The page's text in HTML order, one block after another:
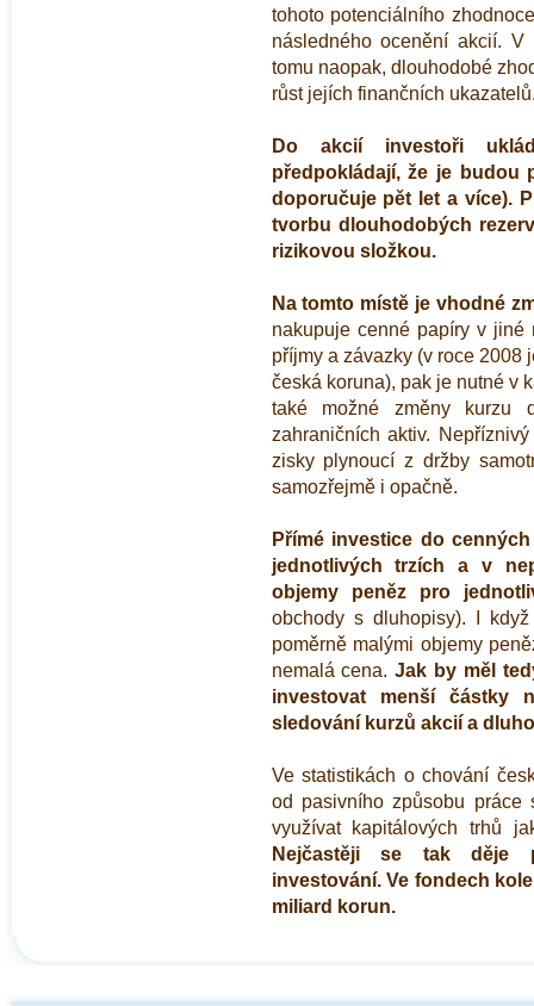
tohoto potenciálního
následného ocenění akcií.
tomu naopak, dlouhodobé
růst jejích finančních
Do akcií investoři
předpokládají, že je budou
doporučuje pět let a více).
tvorbu dlouhodobých
rizikovou složkou.
Na tomto místě je vhodné
nakupuje cenné papíry v
příjmy a závazky (v roce 2008
česká koruna), pak je nutné v
také možné změny kurzu
zahraničních aktiv.
zisky plynoucí z držby
samozřejmě i opačně.
Přímé investice do
jednotlivých trzích a v
objemy peněz pro
obchody s dluhopisy). I
poměrně malými objemy
nemalá cena.Jak by měl
investovat menší částky
sledování kurzů akcií a
Ve statistikách o chování
od pasivního způsobu
využívat kapitálových trhů
Nejčastěji se tak děje
investování. Ve fondech
miliard korun.